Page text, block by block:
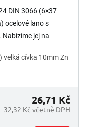
DIN 3066 (6×37
ocelové lano s
jej na
velká cívka 10mm Zn
32,32 Kč včetně DPH
26,71 Kč